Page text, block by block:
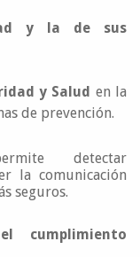
y la de sus
y Salud en la
de prevención.
detectar
la comunicación
seguros.
cumplimiento